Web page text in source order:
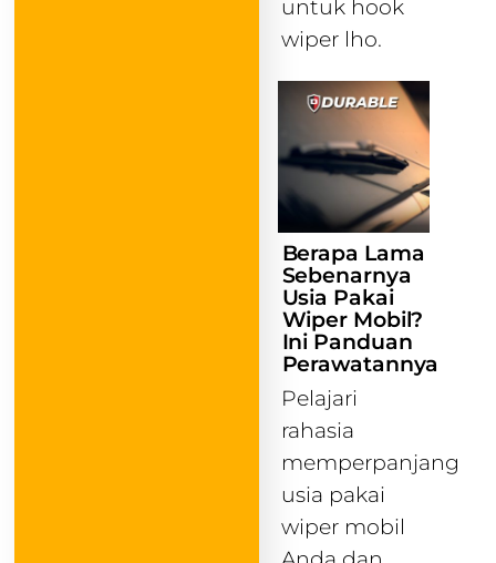
untuk hook
wiper lho.
Berapa Lama
Sebenarnya
Usia Pakai
Wiper Mobil?
Ini Panduan
Perawatannya
Pelajari
rahasia
memperpanjang
usia pakai
wiper mobil